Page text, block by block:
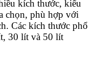
kích thước, kiểu
chọn, phù hợp với
Các kích thước phổ
30 lít và 50 lít